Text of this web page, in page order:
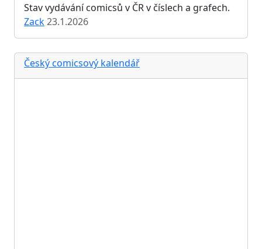
Stav vydávání comicsů v ČR v číslech a grafech.
Zack23.1.2026
Český comicsový kalendář